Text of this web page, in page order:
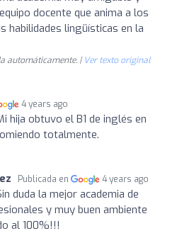
docente que anima a los
habilidades lingüísticas en la
automáticamente. | Ver texto original
4 years ago
hija obtuvo el B1 de inglés en
totalmente.
Publicada en 4 years ago
duda la mejor academia de
y muy buen ambiente
al 100%!!!